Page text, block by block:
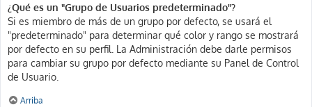
¿Qué es un "Grupo de Usuarios predeterminado"?
Si es miembro de más de un grupo por defecto, se usará el
"predeterminado" para determinar qué color y rango se mostrará
por defecto en su perfil. La Administración debe darle permisos
para cambiar su grupo por defecto mediante su Panel de Control
de Usuario.
Arriba